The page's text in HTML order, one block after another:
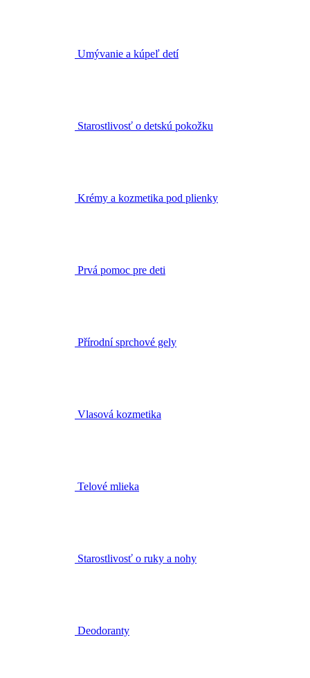
Umývanie a kúpeľ detí
Starostlivosť o detskú pokožku
Krémy a kozmetika pod plienky
Prvá pomoc pre deti
Přírodní sprchové gely
Vlasová kozmetika
Telové mlieka
Starostlivosť o ruky a nohy
Deodoranty